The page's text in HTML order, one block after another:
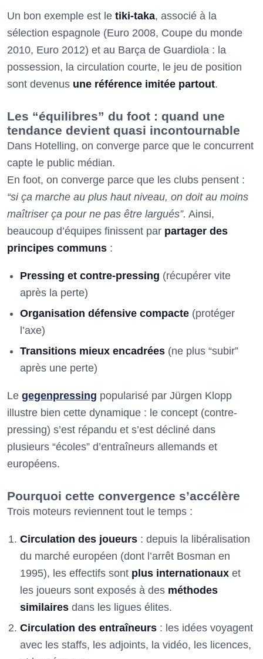
Un bon exemple est le tiki-taka, associé à la
sélection espagnole (Euro 2008, Coupe du monde
2010, Euro 2012) et au Barça de Guardiola : la
possession, la circulation courte, le jeu de position
sont devenus une référence imitée partout.
Les “équilibres” du foot : quand une
tendance devient quasi incontournable
Dans Hotelling, on converge parce que le concurrent
capte le public médian.
En foot, on converge parce que les clubs pensent :
“si ça marche au plus haut niveau, on doit au moins
maîtriser ça pour ne pas être largués”. Ainsi,
beaucoup d’équipes finissent par partager des
principes communs :
Pressing et contre-pressing (récupérer vite
après la perte)
Organisation défensive compacte (protéger
l’axe)
Transitions mieux encadrées (ne plus “subir”
après une perte)
Le gegenpressing popularisé par Jürgen Klopp
illustre bien cette dynamique : le concept (contre-
pressing) s’est répandu et s’est décliné dans
plusieurs “écoles” d’entraîneurs allemands et
européens.
Pourquoi cette convergence s’accélère
Trois moteurs reviennent tout le temps :
Circulation des joueurs : depuis la libéralisation
du marché européen (dont l’arrêt Bosman en
1995), les effectifs sont plus internationaux et
les joueurs sont exposés à des méthodes
similaires dans les ligues élites.
Circulation des entraîneurs : les idées voyagent
avec les staffs, les adjoints, la vidéo, les licences,